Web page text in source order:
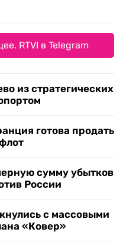
RTVI в Telegram
из стратегических
готова продать
сумму убытков
России
с массовыми
«Ковер»